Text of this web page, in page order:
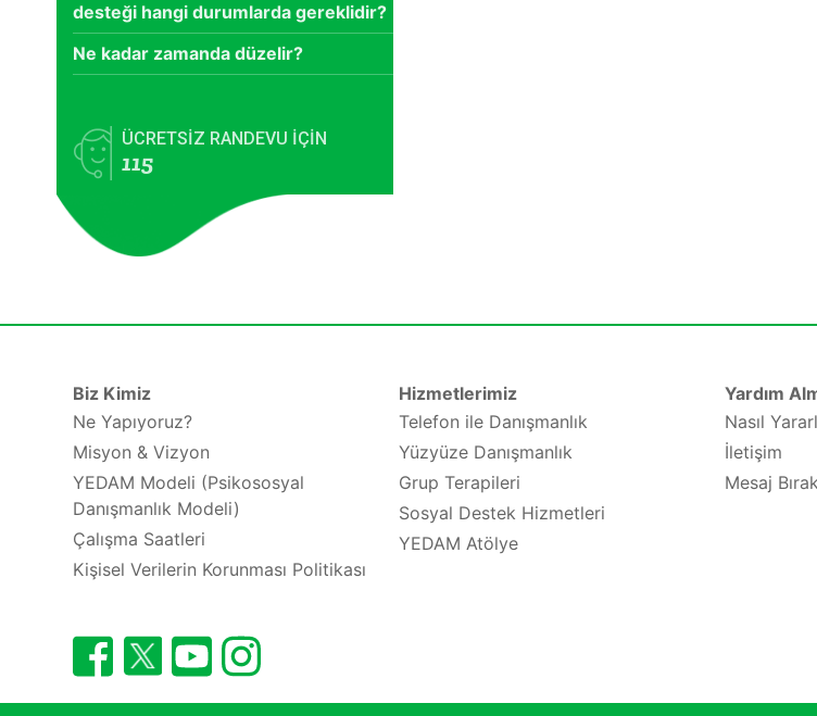
desteği hangi durumlarda gereklidir?
Ne kadar zamanda düzelir?
ÜCRETSİZ RANDEVU İÇİN
115
Biz Kimiz
Ne Yapıyoruz?
Misyon & Vizyon
YEDAM Modeli (Psikososyal
Danışmanlık Modeli)
Çalışma Saatleri
Kişisel Verilerin Korunması Politikası
Hizmetlerimiz
Telefon ile Danışmanlık
Yüzyüze Danışmanlık
Grup Terapileri
Sosyal Destek Hizmetleri
YEDAM Atölye
Yardım
Nasıl
İletişim
Mesaj Bırak